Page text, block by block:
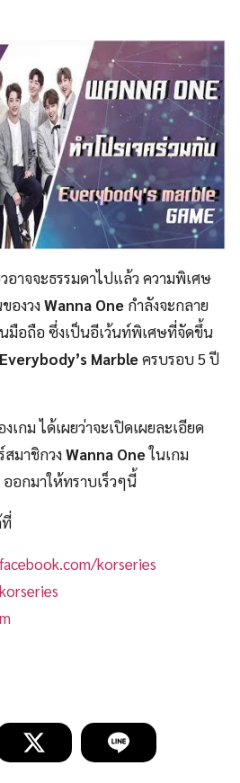
อาจจะธรรมดาไปแล้ว ความพิเศษ
องวงWanna One กำลังจะกลาย
มือถือ ซึ่งเป็นอีเว้นท์พิเศษที่จัดขึ้น
Everybody’s Marbleครบรอบ 5 ปี
เกม ได้เผยว่าจะเปิดเผยละเอียด
สมาชิกวงWanna Oneในเกม
ออกมาให้ทราบเร็วๆนี้
ที่
facebook.com/korseries